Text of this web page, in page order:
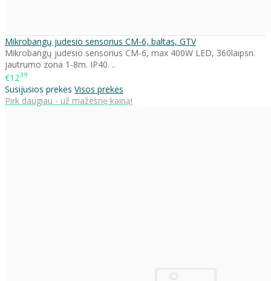
Mikrobangų judesio sensorius CM-6, baltas, GTV
Mikrobangų judesio sensorius CM-6, max 400W LED, 360laipsn.
jautrumo zona 1-8m. IP40. ..
€1239
Susijusios prekės Visos prekės
Pirk daugiau - už mažesnę kainą!